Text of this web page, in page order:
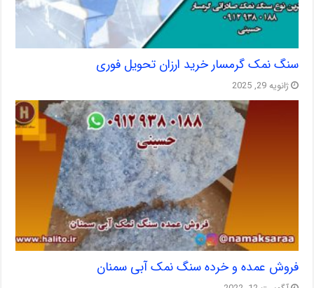
سنگ نمک گرمسار خرید ارزان تحویل فوری
ژانویه 29, 2025
فروش عمده و خرده سنگ نمک آبی سمنان